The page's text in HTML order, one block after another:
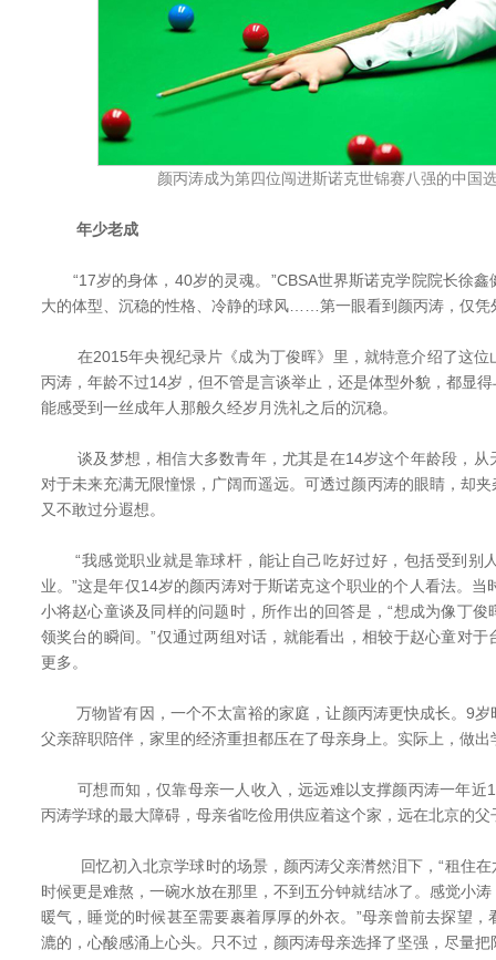
颜丙涛成为第四位闯进斯诺克世锦赛八强的中国
年少老成
“17岁的身体，40岁的灵魂。”CBSA世界斯诺克学院院长徐鑫
大的体型、沉稳的性格、冷静的球风……第一眼看到颜丙涛，仅凭
在2015年央视纪录片《成为丁俊晖》里，就特意介绍了这位
丙涛，年龄不过14岁，但不管是言谈举止，还是体型外貌，都显
能感受到一丝成年人那般久经岁月洗礼之后的沉稳。
谈及梦想，相信大多数青年，尤其是在14岁这个年龄段，从
对于未来充满无限憧憬，广阔而遥远。可透过颜丙涛的眼睛，却
又不敢过分遐想。
“我感觉职业就是靠球杆，能让自己吃好过好，包括受到别
业。”这是年仅14岁的颜丙涛对于斯诺克这个职业的个人看法。
小将赵心童谈及同样的问题时，所作出的回答是，“想成为像丁
领奖台的瞬间。”仅通过两组对话，就能看出，相较于赵心童对
更多。
万物皆有因，一个不太富裕的家庭，让颜丙涛更快成长。9岁
父亲辞职陪伴，家里的经济重担都压在了母亲身上。实际上，做
可想而知，仅靠母亲一人收入，远远难以支撑颜丙涛一年近
丙涛学球的最大障碍，母亲省吃俭用供应着这个家，远在北京的
回忆初入北京学球时的场景，颜丙涛父亲潸然泪下，“租住在
时候更是难熬，一碗水放在那里，不到五分钟就结冰了。感觉小
暖气，睡觉的时候甚至需要裹着厚厚的外衣。”母亲曾前去探望
漉的，心酸感涌上心头。只不过，颜丙涛母亲选择了坚强，尽量